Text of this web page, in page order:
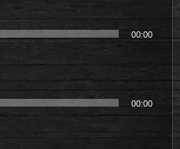
00:00
00:00